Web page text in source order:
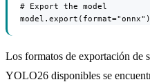
# Export the model
model.export(format="onnx")
Los formatos de exportación de
YOLO26 disponibles se